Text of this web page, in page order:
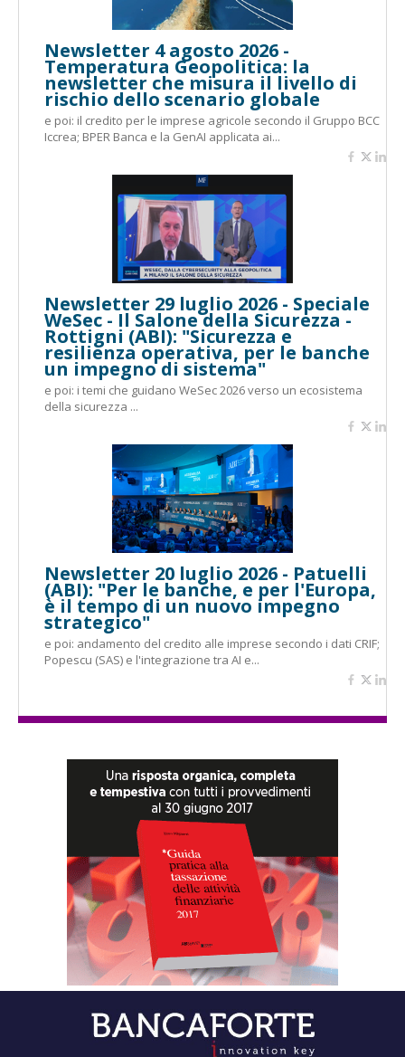
Newsletter 4 agosto 2026 -
Temperatura Geopolitica: la
newsletter che misura il livello di
rischio dello scenario globale
e poi: il credito per le imprese agricole secondo il Gruppo BCC
Iccrea; BPER Banca e la GenAI applicata ai...
Newsletter 29 luglio 2026 - Speciale
WeSec - Il Salone della Sicurezza -
Rottigni (ABI): "Sicurezza e
resilienza operativa, per le banche
un impegno di sistema"
e poi: i temi che guidano WeSec 2026 verso un ecosistema
della sicurezza ...
Newsletter 20 luglio 2026 - Patuelli
(ABI): "Per le banche, e per l'Europa,
è il tempo di un nuovo impegno
strategico"
e poi: andamento del credito alle imprese secondo i dati CRIF;
Popescu (SAS) e l'integrazione tra AI e...